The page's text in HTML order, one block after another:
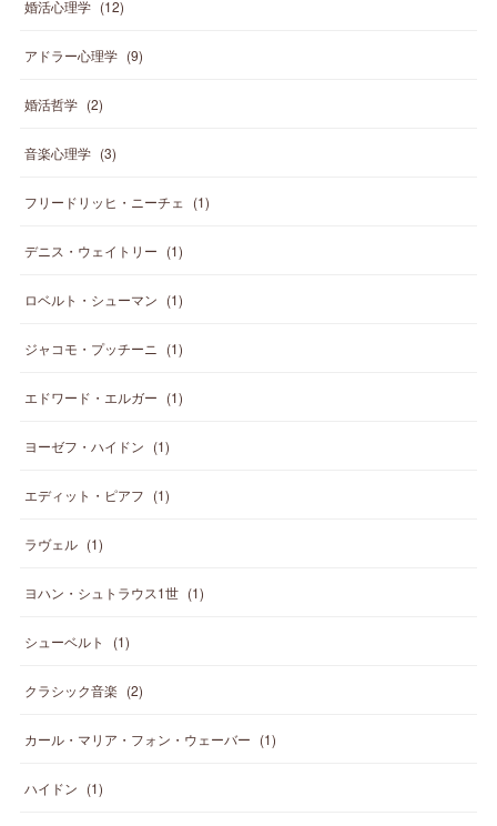
婚活心理学 (12)
アドラー心理学 (9)
婚活哲学 (2)
音楽心理学 (3)
フリードリッヒ・ニーチェ (1)
デニス・ウェイトリー (1)
ロベルト・シューマン (1)
ジャコモ・プッチーニ (1)
エドワード・エルガー (1)
ヨーゼフ・ハイドン (1)
エディット・ピアフ (1)
ラヴェル (1)
ヨハン・シュトラウス1世 (1)
シューベルト (1)
クラシック音楽 (2)
カール・マリア・フォン・ウェーバー (1)
ハイドン (1)